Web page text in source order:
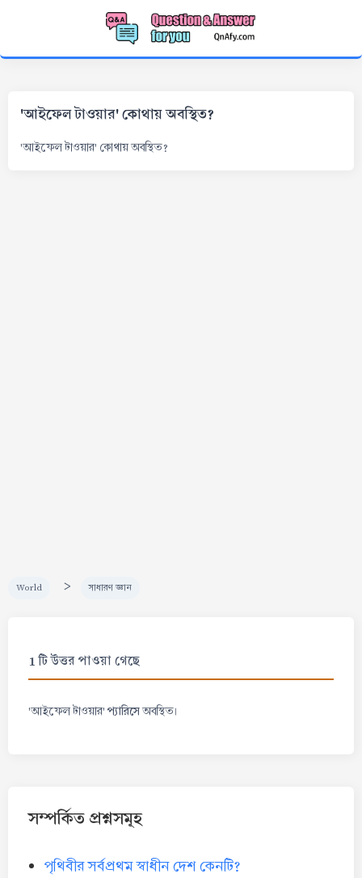
'আইফেল টাওয়ার' কোথায় অবস্থিত?
'আইফেল টাওয়ার' কোথায় অবস্থিত?
World > সাধারণ জ্ঞান
1 টি উত্তর পাওয়া গেছে
'আইফেল টাওয়ার' প্যারিসেঅবস্থিত।
সম্পর্কিত প্রশ্নসমূহ
পৃথিবীর সর্বপ্রথম স্বাধীন দেশ কেনটি?